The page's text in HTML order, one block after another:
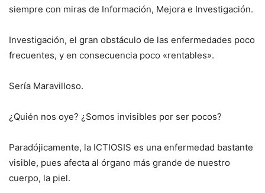
siempre con miras de Información, Mejora e Investigación.
Investigación, el gran obstáculo de las enfermedades poco
frecuentes, y en consecuencia poco «rentables».
Sería Maravilloso.
¿Quién nos oye? ¿Somos invisibles por ser pocos?
Paradójicamente, la ICTIOSIS es una enfermedad bastante
visible, pues afecta al órgano más grande de nuestro
cuerpo, la piel.